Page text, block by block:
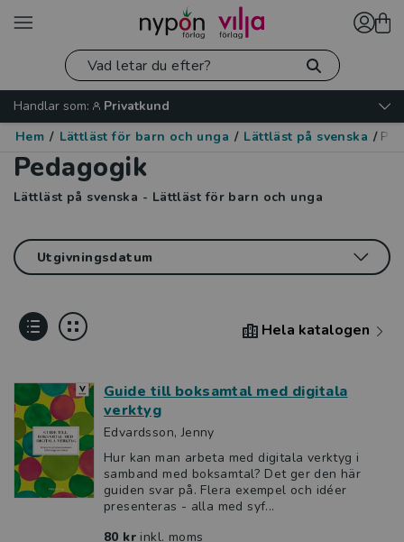
Handlar som:
Privatkund
Hem / Lättläst för barn och unga / Lättläst på svenska /
Pedagogik
Lättläst på svenska - Lättläst för barn och unga
Hela katalogen
Guide till boksamtal med digitala
verktyg
Edvardsson, Jenny
Hur kan man arbeta med digitala verktyg i
samband med boksamtal? Det ger den här
guiden svar på. Flera exempel och idéer
presenteras - alla med syf...
80 kr inkl. moms